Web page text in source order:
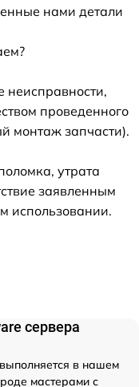
нами детали
неисправности,
проведенного
монтаж запчасти).
утрата
заявленным
использовании.
сервера
выполняется в нашем
мастерами с